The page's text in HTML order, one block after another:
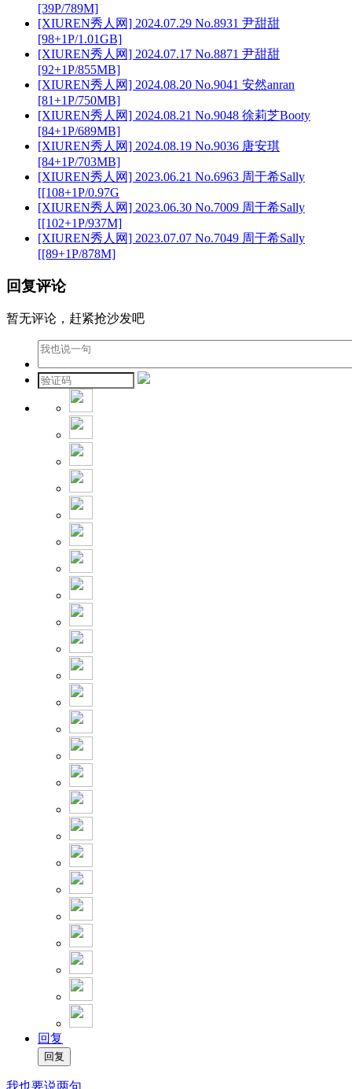
[39P/789M]
[XIUREN秀人网] 2024.07.29 No.8931 尹甜甜
[98+1P/1.01GB]
[XIUREN秀人网] 2024.07.17 No.8871 尹甜甜
[92+1P/855MB]
[XIUREN秀人网] 2024.08.20 No.9041 安然anran
[81+1P/750MB]
[XIUREN秀人网] 2024.08.21 No.9048 徐莉芝Booty
[84+1P/689MB]
[XIUREN秀人网] 2024.08.19 No.9036 唐安琪
[84+1P/703MB]
[XIUREN秀人网] 2023.06.21 No.6963 周于希Sally
[[108+1P/0.97G
[XIUREN秀人网] 2023.06.30 No.7009 周于希Sally
[[102+1P/937M]
[XIUREN秀人网] 2023.07.07 No.7049 周于希Sally
[[89+1P/878M]
回复评论
暂无评论，赶紧抢沙发吧
回复